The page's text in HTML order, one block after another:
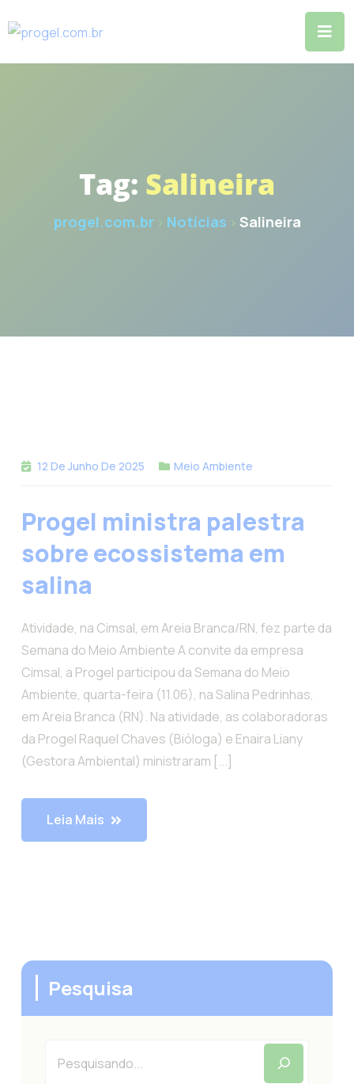
to
Tag: Salineira
progel.com.br> Notícias > Salineira
12 De Junho De 2025 Meio Ambiente
Progel ministra palestra
sobre ecossistema em
salina
Atividade, na Cimsal, em Areia Branca/RN, fez parte da
Semana do Meio Ambiente A convite da empresa
Cimsal, a Progel participou da Semana do Meio
Ambiente, quarta-feira (11.06), na Salina Pedrinhas,
em Areia Branca (RN). Na atividade, as colaboradoras
da Progel Raquel Chaves (Bióloga) e Enaira Liany
(Gestora Ambiental) ministraram [...]
Leia Mais
Pesquisa